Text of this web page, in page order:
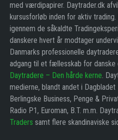
med værdipapirer. Daytrader.dk
kursusforløb inden for aktiv
igennem de såkaldte
danskere hvert år modtager
Danmarks professionelle
adgang til et fællesskab for danske
Daytradere – Den hårde kerne.
medierne, blandt andet i
Berlingske Business, Penge &
Radio P1, Euroman, B.T. m.m.
Traders samt flere skandinaviske